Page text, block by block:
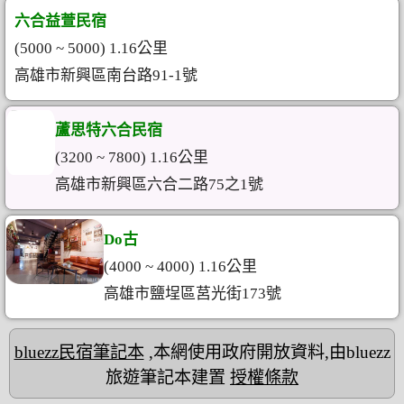
六合益萱民宿
(5000 ~ 5000) 1.16公里
高雄市新興區南台路91-1號
蘆思特六合民宿
(3200 ~ 7800) 1.16公里
高雄市新興區六合二路75之1號
Do古
(4000 ~ 4000) 1.16公里
高雄市鹽埕區莒光街173號
bluezz民宿筆記本,本網使用政府開放資料,由bluezz
旅遊筆記本建置 授權條款